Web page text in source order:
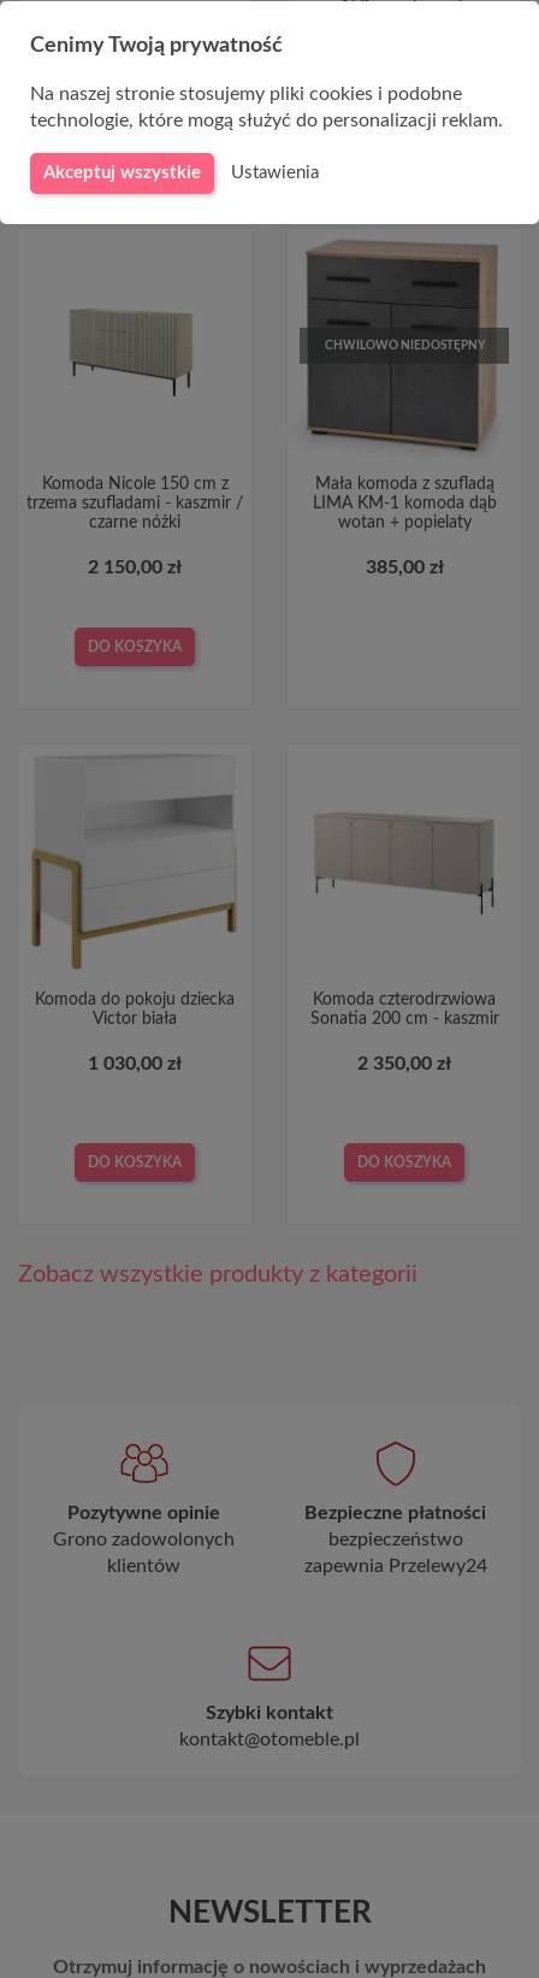
2 250,00 zł
DO KOSZYKA DO KOSZYKA
Komoda Nicole 150 cm z
trzema szufladami - kaszmir /
czarne nóżki
2 150,00 zł
DO KOSZYKA
CHWILOWO NIEDOSTĘPNY
Mała komoda z szufladą
LIMA KM-1 komoda dąb
wotan + popielaty
385,00 zł
Komoda do pokoju dziecka
Victor biała
1 030,00 zł
DO KOSZYKA
Komoda czterodrzwiowa
Sonatia 200 cm - kaszmir
2 350,00 zł
DO KOSZYKA
Zobacz wszystkie produkty z kategorii
Pozytywne opinie
Grono zadowolonych
klientów
Bezpieczne płatności
bezpieczeństwo
zapewnia Przelewy24
Szybki kontakt
kontakt@otomeble.pl
NEWSLETTER
Otrzymuj informację o nowościach i wyprzedażach
Cenimy Twoją prywatność
Na naszej stronie stosujemy pliki cookies i podobne
technologie, które mogą służyć do personalizacji reklam.
Akceptuj wszystkie Ustawienia